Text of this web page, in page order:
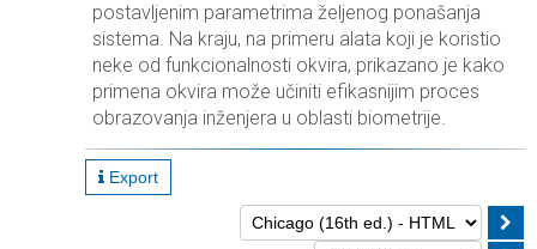
postavljenim parametrima željenog ponašanja
sistema. Na kraju, na primeru alata koji je koristio
neke od funkcionalnosti okvira, prikazano je kako
primena okvira može učiniti efikasnijim proces
obrazovanja inženjera u oblasti biometrije.
Export